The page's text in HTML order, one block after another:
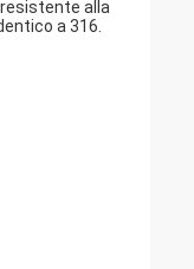
resistente alla
a 316.